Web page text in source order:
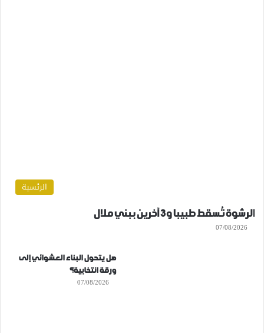
الرئسية
الرشوة تُسقط طبيبا و3 آخرين ببني ملال
07/08/2026
هل يتحول البناء العشوائي إلى
ورقة انتخابية؟
07/08/2026